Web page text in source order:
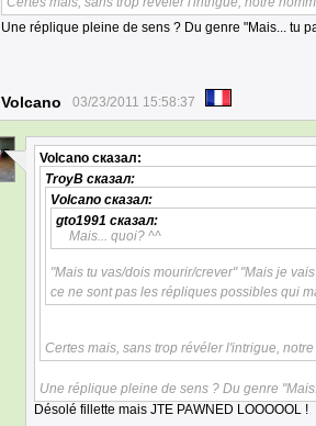
Une réplique pleine de sens ? Du genre "Mais... tu
Volcano 03/23/2011 15:58:37
Volcano сказал:
TroyB сказал:
Volcano сказал:
gto1991 сказал:
Mais... quoi? ^^
"Mais tu vas/dois mourir/crever" "Mais je
ce ne sont pas les répliques possibles qui
Certes mais, sans trop révéler l'intrigue,
Une réplique pleine de sens ? Du genre
Désolé fillette mais JTE PAWNED LOOOOOL !